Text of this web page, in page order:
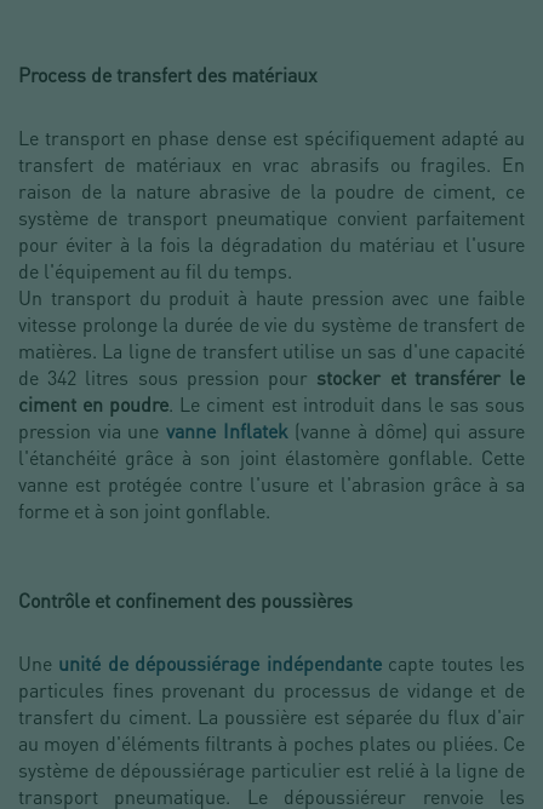
Process de transfert des matériaux
Le transport en phase dense est spécifiquement adapté au
transfert de matériaux en vrac abrasifs ou fragiles. En
raison de la nature abrasive de la poudre de ciment, ce
système de transport pneumatique convient parfaitement
pour éviter à la fois la dégradation du matériau et l'usure
de l'équipement au fil du temps.
Un transport du produit à haute pression avec une faible
vitesse prolonge la durée de vie du système de transfert de
matières. La ligne de transfert utilise un sas d'une capacité
de 342 litres sous pression pour stocker et transférer le
ciment en poudre. Le ciment est introduit dans le sas sous
pression via une vanne Inflatek (vanne à dôme) qui assure
l'étanchéité grâce à son joint élastomère gonflable. Cette
vanne est protégée contre l'usure et l'abrasion grâce à sa
forme et à son joint gonflable.
Contrôle et confinement des poussières
Une unité de dépoussiérage indépendantecapte toutes les
particules fines provenant du processus de vidange et de
transfert du ciment. La poussière est séparée du flux d'air
au moyen d'éléments filtrants à poches plates ou pliées. Ce
système de dépoussiérage particulier est relié à la ligne de
transport pneumatique. Le dépoussiéreur renvoie les